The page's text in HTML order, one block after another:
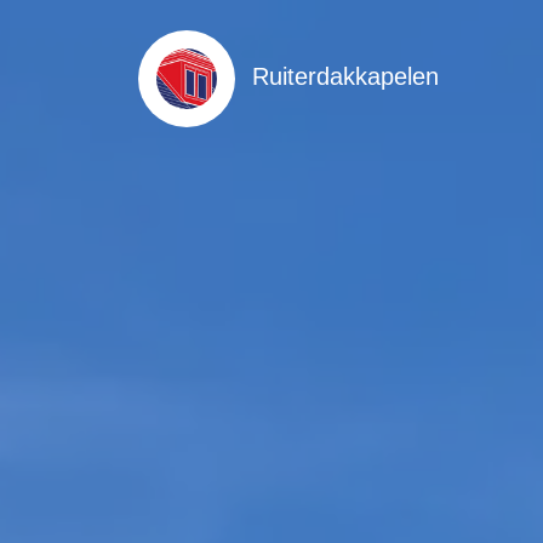
Ruiterdakkapelen